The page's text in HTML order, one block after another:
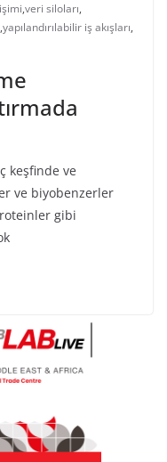
,veri siloları,
,yapılandırılabilir iş akışları,
keşfinde ve
ve biyobenzerler
gibi